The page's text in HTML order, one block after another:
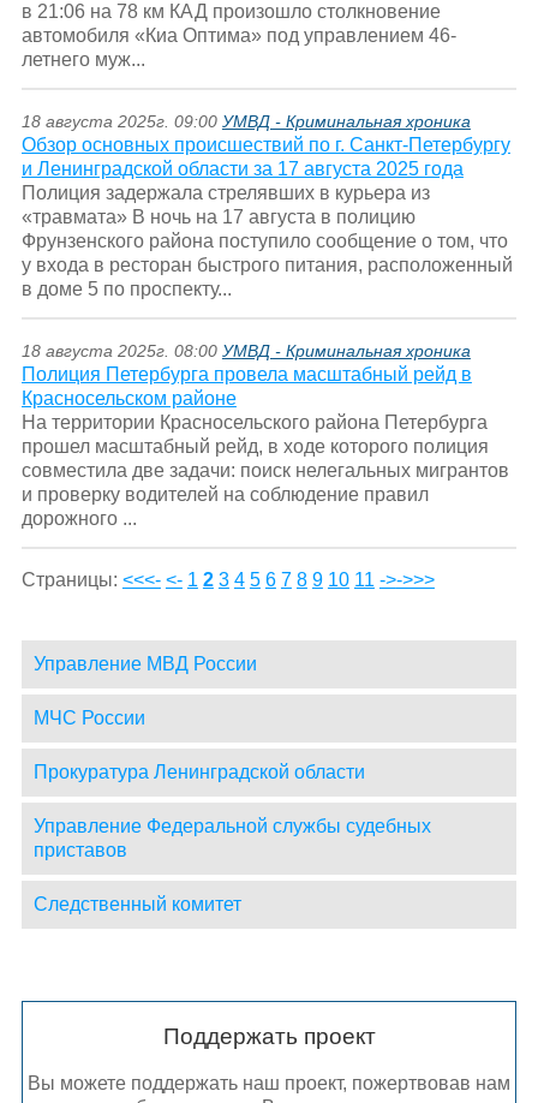
в 21:06 на 78 км КАД произошло столкновение
автомобиля «Киа Оптима» под управлением 46-
летнего муж...
18 августа 2025г. 09:00 УМВД - Криминальная хроника
Обзор основных происшествий по г. Санкт-Петербургу
и Ленинградской области за 17 августа 2025 года
Полиция задержала стрелявших в курьера из
«травмата» В ночь на 17 августа в полицию
Фрунзенского района поступило сообщение о том, что
у входа в ресторан быстрого питания, расположенный
в доме 5 по проспекту...
18 августа 2025г. 08:00 УМВД - Криминальная хроника
Полиция Петербурга провела масштабный рейд в
Красносельском районе
На территории Красносельского района Петербурга
прошел масштабный рейд, в ходе которого полиция
совместила две задачи: поиск нелегальных мигрантов
и проверку водителей на соблюдение правил
дорожного ...
Страницы: <<<- <- 1 2 3 4 5 6 7 8 9 10 11 ->->>>
Управление МВД России
МЧС России
Прокуратура Ленинградской области
Управление Федеральной службы судебных
приставов
Следственный комитет
Поддержать проект
Вы можете поддержать наш проект, пожертвовав нам